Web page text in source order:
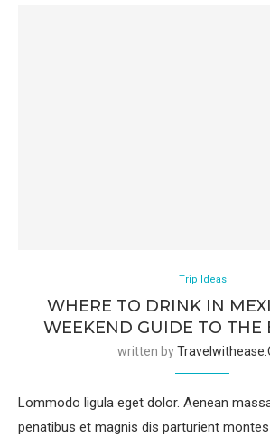
Trip Ideas
WHERE TO DRINK IN
WEEKEND GUIDE TO THE
written by
Lommodo ligula eget dolor. Aenean
penatibus et magnis dis parturient